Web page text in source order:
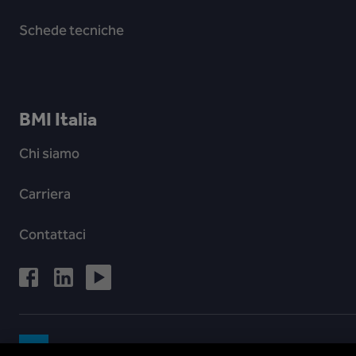
Schede tecniche
BMI Italia
Chi siamo
Carriera
Contattaci